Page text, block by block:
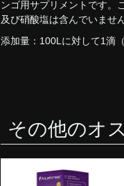
ンゴ用サプリメントです。
及び硝酸塩は含んでいませ
添加量：100Lに対して1滴
その他のオ